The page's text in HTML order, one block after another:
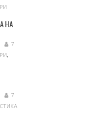
НА
7
,
7